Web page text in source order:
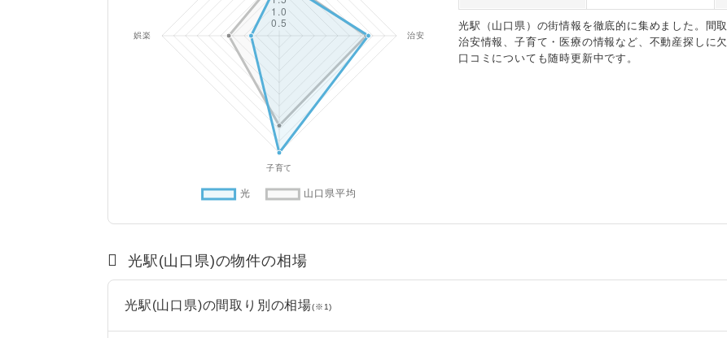
光駅（山口県）の街情報を徹底的に集めました。間
治安情報、子育て・医療の情報など、不動産探しに
口コミについても随時更新中です。
光駅(山口県)の物件の相場
光駅(山口県)の間取り別の相場(※1)